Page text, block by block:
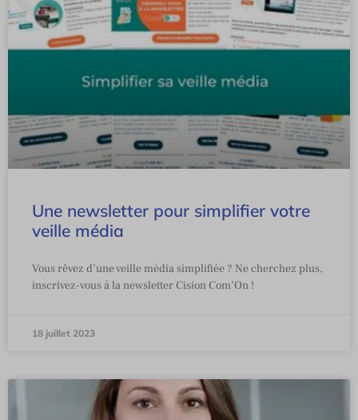
Une newsletter pour simplifier votre
veille média
Vous rêvez d’une veille média simplifiée ? Ne cherchez plus,
inscrivez-vous à la newsletter Cision Com’On !
18 juillet 2023